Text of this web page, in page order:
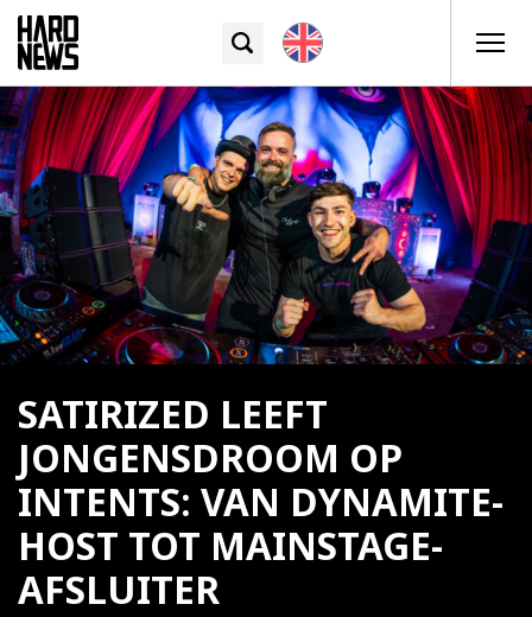
SATIRIZED LEEFT
JONGENSDROOM OP
INTENTS: VAN DYNAMITE-
HOST TOT MAINSTAGE-
AFSLUITER